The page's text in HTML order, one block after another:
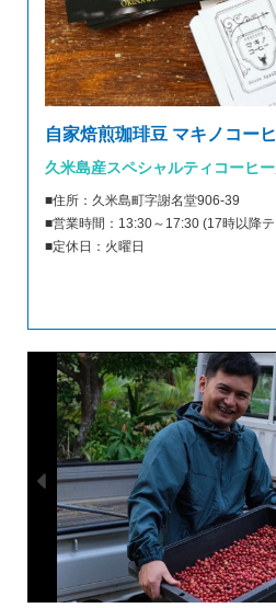
自家焙煎珈琲豆 マキノコー
久米島産スペシャルティコーヒ
■住所：久米島町字謝名堂906-39
■営業時間：13:30～17:30 (17時以降
■定休日：火曜日